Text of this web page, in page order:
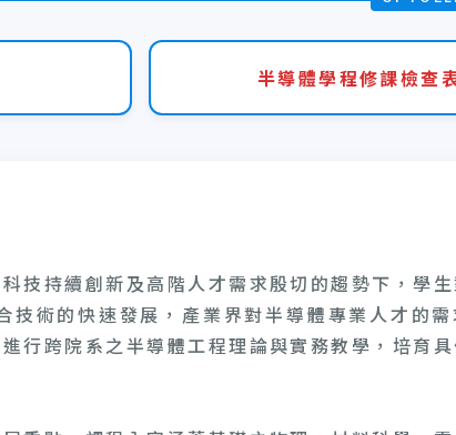
半導體學程修課檢查
技持續創新及高階人才需求殷切的趨勢下，學
術的快速發展，產業界對半導體專業人才的
行跨院系之半導體工程理論與實務教學，培育